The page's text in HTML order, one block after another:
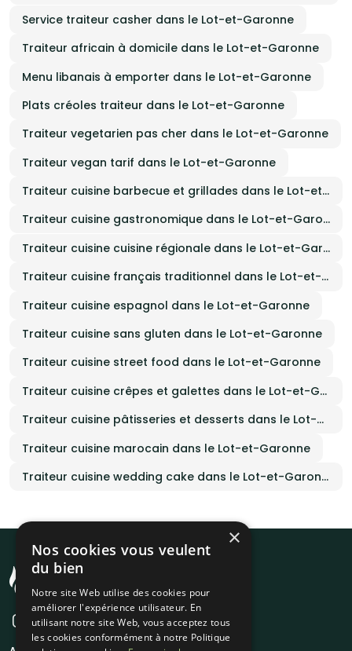
Service traiteur casher dans le Lot-et-Garonne
Traiteur africain à domicile dans le Lot-et-Garonne
Menu libanais à emporter dans le Lot-et-Garonne
Plats créoles traiteur dans le Lot-et-Garonne
Traiteur vegetarien pas cher dans le Lot-et-Garonne
Traiteur vegan tarif dans le Lot-et-Garonne
Traiteur cuisine barbecue et grillades dans le Lot-et-Garonne
Traiteur cuisine gastronomique dans le Lot-et-Garonne
Traiteur cuisine cuisine régionale dans le Lot-et-Garonne
Traiteur cuisine français traditionnel dans le Lot-et-Garonne
Traiteur cuisine espagnol dans le Lot-et-Garonne
Traiteur cuisine sans gluten dans le Lot-et-Garonne
Traiteur cuisine street food dans le Lot-et-Garonne
Traiteur cuisine crêpes et galettes dans le Lot-et-Garonne
Traiteur cuisine pâtisseries et desserts dans le Lot-et-Garonne
Traiteur cuisine marocain dans le Lot-et-Garonne
Traiteur cuisine wedding cake dans le Lot-et-Garonne
×
Nos cookies vous veulent
du bien
Notre site Web utilise des cookies pour
améliorer l'expérience utilisateur. En
utilisant notre site Web, vous acceptez tous
les cookies conformément à notre Politique